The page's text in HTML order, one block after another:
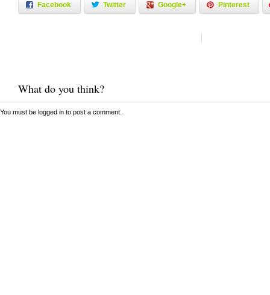
Facebook Twitter Google+ Pinterest
What do you think?
You must be logged in to post a comment.